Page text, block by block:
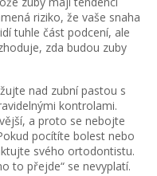
riziko, že vaše snaha
tuhle část podcení, ale
zda budou zuby
nad zubní pastou s
kontrolami.
a proto se nebojte
pocítíte bolest nebo
svého ortodontistu.
to přejde“ se nevyplatí.